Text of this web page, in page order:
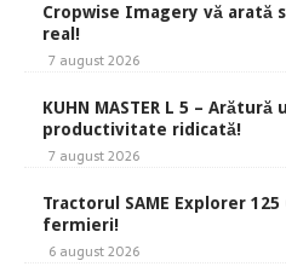
Cropwise Imagery vă arată
real!
7 august 2026
KUHN MASTER L 5 –
productivitate ridicată!
7 august 2026
Tractorul SAME Explorer
fermieri!
6 august 2026